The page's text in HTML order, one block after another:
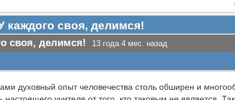
каждого своя, делимся!
своя, делимся! 13 года 4 мес. назад
духовный опыт человечества столь обширен и